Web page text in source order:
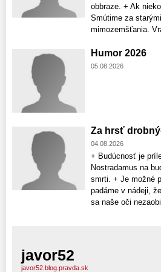
obbraze. + Ak
Smútime za
mimozemšťania.
Humor 2026
05.08.2026
Za hrsť
04.08.2026
+ Budúcnosť je
Nostradamus na
smrti. + Je možné
padáme v nádeji,
sa naše oči
javor52
javor52.blog.pravda.sk